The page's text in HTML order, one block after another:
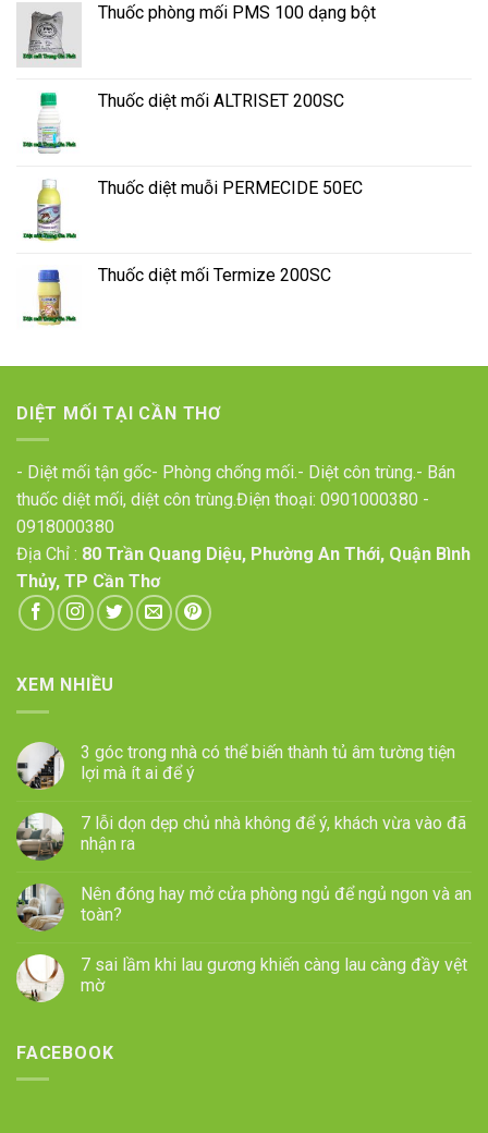
Thuốc phòng mối PMS 100 dạng bột
Thuốc diệt mối ALTRISET 200SC
Thuốc diệt muỗi PERMECIDE 50EC
Thuốc diệt mối Termize 200SC
DIỆT MỐI TẠI CẦN THƠ
- Diệt mối tận gốc- Phòng chống mối.- Diệt côn trùng.- Bán
thuốc diệt mối, diệt côn trùng.Điện thoại: 0901000380 -
0918000380
Địa Chỉ : 80 Trần Quang Diệu, Phường An Thới, Quận Bình
Thủy, TP Cần Thơ
XEM NHIỀU
3 góc trong nhà có thể biến thành tủ âm tường tiện
lợi mà ít ai để ý
7 lỗi dọn dẹp chủ nhà không để ý, khách vừa vào đã
nhận ra
Nên đóng hay mở cửa phòng ngủ để ngủ ngon và an
toàn?
7 sai lầm khi lau gương khiến càng lau càng đầy vệt
mờ
FACEBOOK